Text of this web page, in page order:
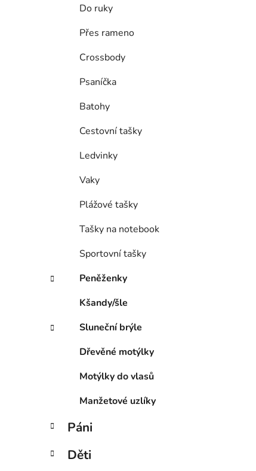
Do ruky
Přes rameno
Crossbody
Psaníčka
Batohy
Cestovní tašky
Ledvinky
Vaky
Plážové tašky
Tašky na notebook
Sportovní tašky
Peněženky
Kšandy/šle
Sluneční brýle
Dřevěné motýlky
Motýlky do vlasů
Manžetové uzlíky
Páni
Děti